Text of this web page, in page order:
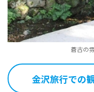
蒼古の
金沢旅行での